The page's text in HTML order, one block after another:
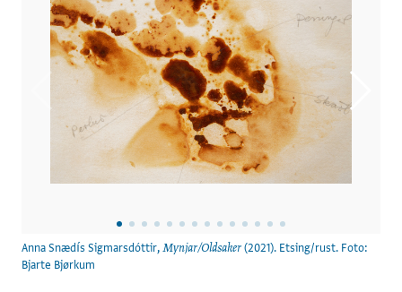
Anna Snædís Sigmarsdóttir, Mynjar/Oldsaker (2021). Etsing/rust. Foto:
Bjarte Bjørkum